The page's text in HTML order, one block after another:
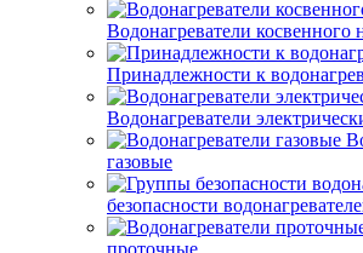
Водонагреватели косвенного
Принадлежности к
Водонагреватели
газовые
безопасности
проточные